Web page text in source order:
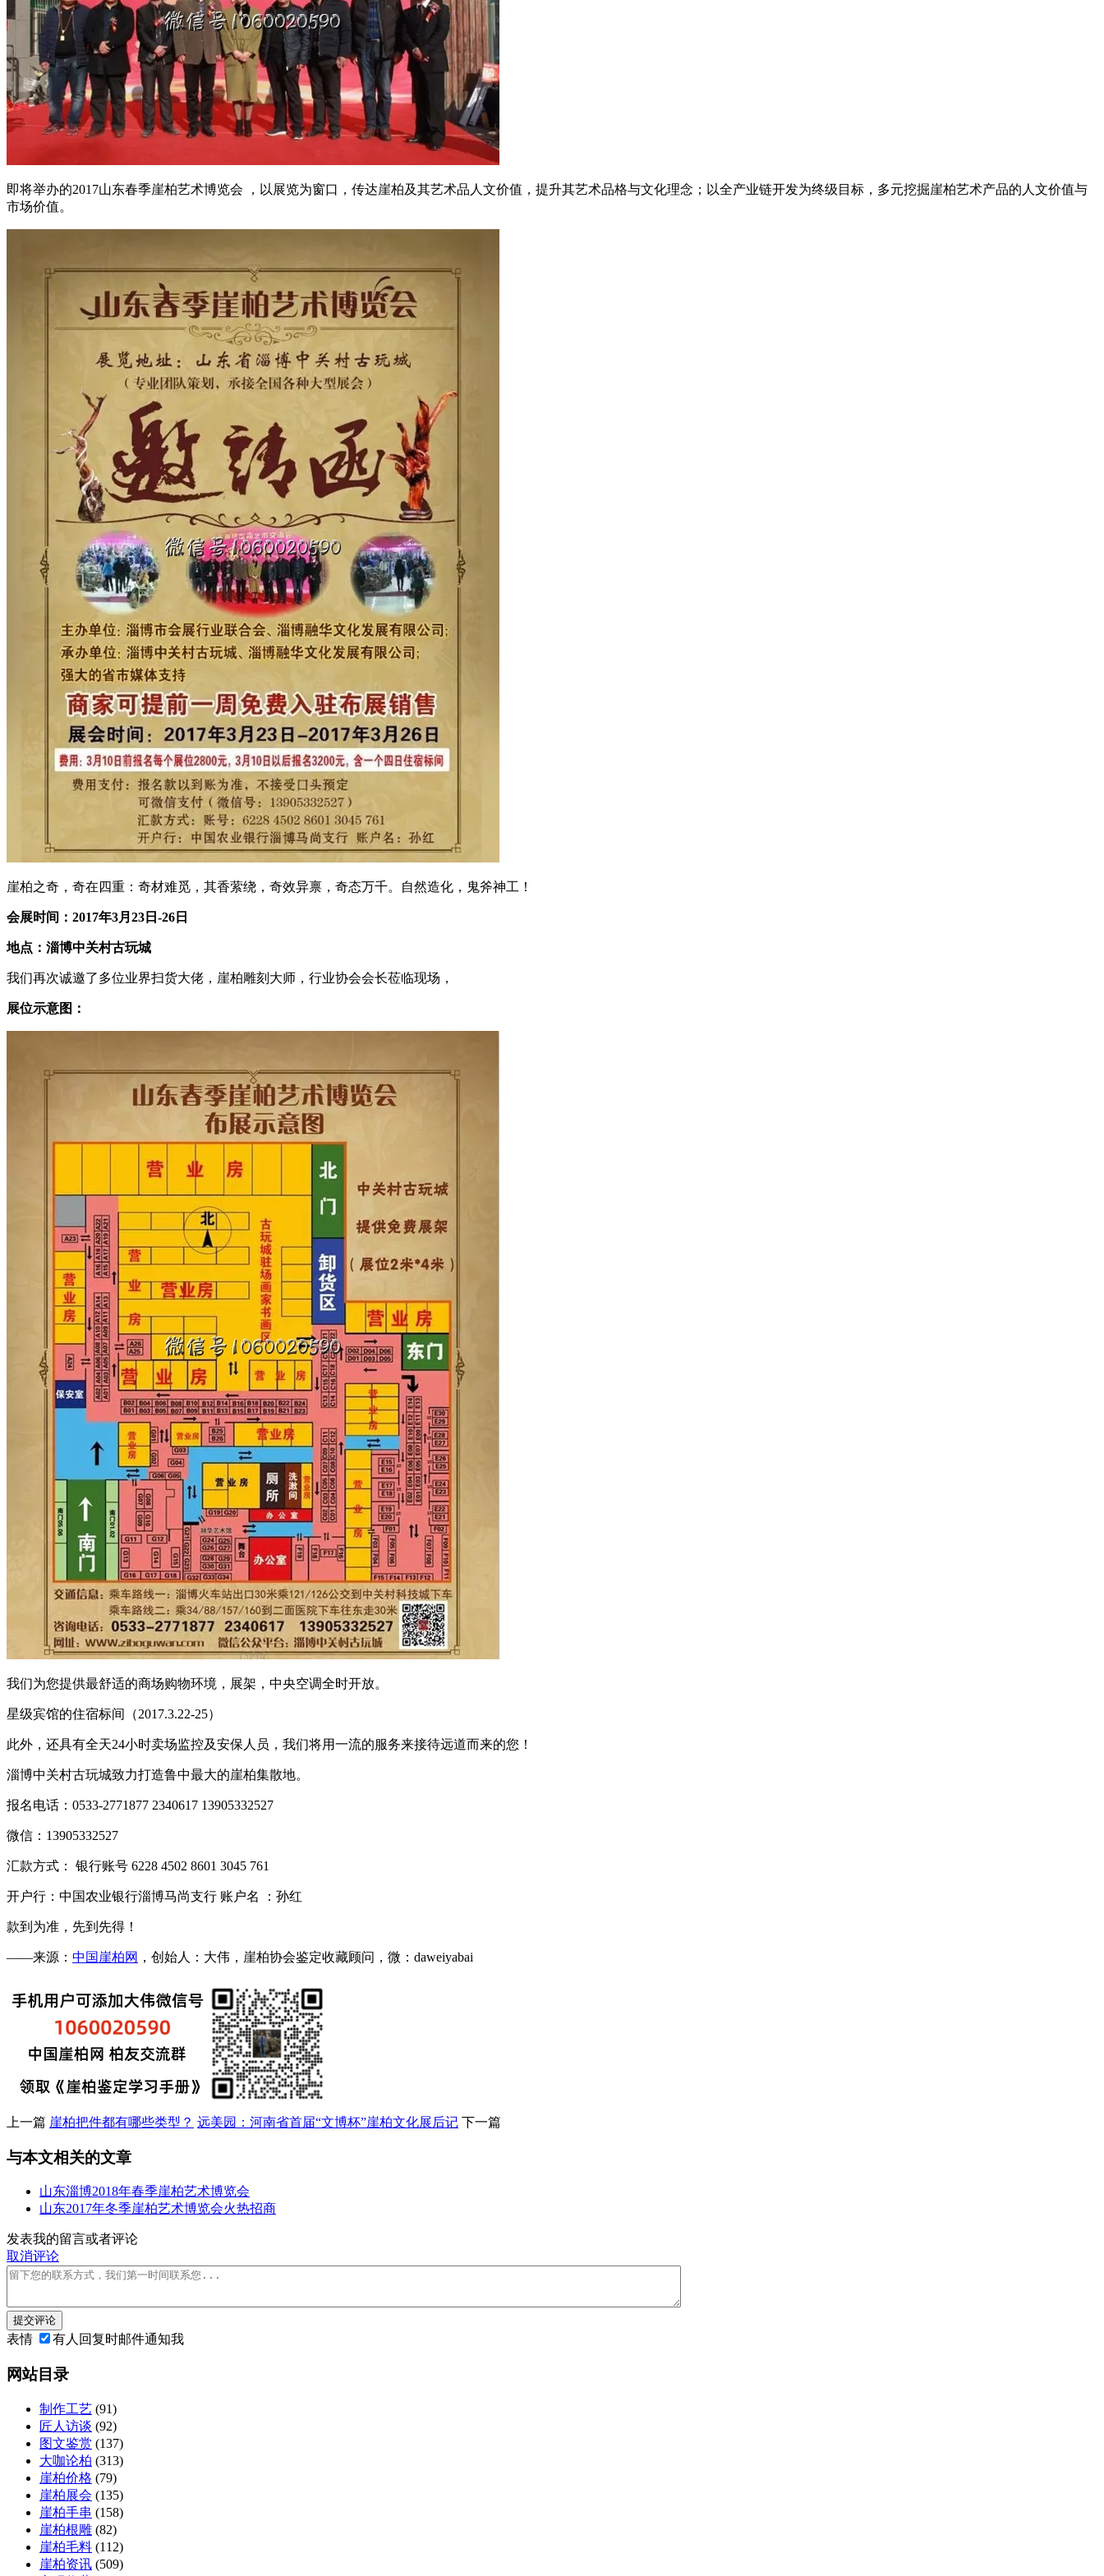
即将举办的2017山东春季崖柏艺术博览会 ，以展览为窗口，传达崖柏及其艺术品人文价值，提升其艺术品格与文化理念；以全产业链开发为终级目标，多元挖掘崖柏艺术产品的人文价值与
市场价值。
崖柏之奇，奇在四重：奇材难觅，其香萦绕，奇效异禀，奇态万千。自然造化，鬼斧神工！
会展时间：2017年3月23日-26日
地点：淄博中关村古玩城
我们再次诚邀了多位业界扫货大佬，崖柏雕刻大师，行业协会会长莅临现场，
展位示意图：
我们为您提供最舒适的商场购物环境，展架，中央空调全时开放。
星级宾馆的住宿标间（2017.3.22-25）
此外，还具有全天24小时卖场监控及安保人员，我们将用一流的服务来接待远道而来的您！
淄博中关村古玩城致力打造鲁中最大的崖柏集散地。
报名电话：0533-2771877 2340617 13905332527
微信：13905332527
汇款方式： 银行账号 6228 4502 8601 3045 761
开户行：中国农业银行淄博马尚支行 账户名 ：孙红
款到为准，先到先得！
——来源： 中国崖柏网 ，创始人：大伟，崖柏协会鉴定收藏顾问，微：daweiyabai
上一篇 崖柏把件都有哪些类型？ 远美园：河南省首届“文博杯”崖柏文化展后记 下一篇
与本文相关的文章
山东淄博2018年春季崖柏艺术博览会
山东2017年冬季崖柏艺术博览会火热招商
发表我的留言或者评论
取消评论
提交评论
表情 有人回复时邮件通知我
网站目录
制作工艺 (91)
匠人访谈 (92)
图文鉴赏 (137)
大咖论柏 (313)
崖柏价格 (79)
崖柏展会 (135)
崖柏手串 (158)
崖柏根雕 (82)
崖柏毛料 (112)
崖柏资讯 (509)